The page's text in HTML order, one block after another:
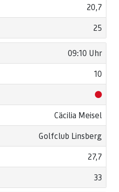
20,7
25
09:10 Uhr
10
Cäcilia Meisel
Golfclub Linsberg
27,7
33